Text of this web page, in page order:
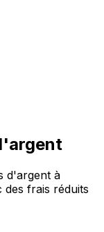
d'argent à
des frais réduits